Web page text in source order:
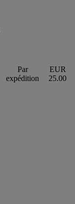
Par
expédition
EUR
25.00